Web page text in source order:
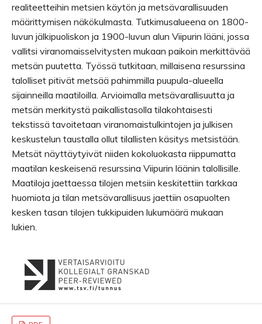
realiteetteihin metsien käytön ja metsävarallisuuden
määrittymisen näkökulmasta. Tutkimusalueena on 1800-
luvun jälkipuoliskon ja 1900-luvun alun Viipurin lääni, jossa
vallitsi viranomaisselvitysten mukaan paikoin merkittävää
metsän puutetta. Työssä tutkitaan, millaisena resurssina
talolliset pitivät metsää pahimmilla puupula-alueella
sijainneilla maatiloilla. Arvioimalla metsävarallisuutta ja
metsän merkitystä paikallistasolla tilakohtaisesti
tekstissä tavoitetaan viranomaistulkintojen ja julkisen
keskustelun taustalla ollut tilallisten käsitys metsistään.
Metsät näyttäytyivät niiden kokoluokasta riippumatta
maatilan keskeisenä resurssina Viipurin läänin talollisille.
Maatiloja jaettaessa tilojen metsiin keskitettiin tarkkaa
huomiota ja tilan metsävarallisuus jaettiin osapuolten
kesken tasan tilojen tukkipuiden lukumäärä mukaan
lukien.